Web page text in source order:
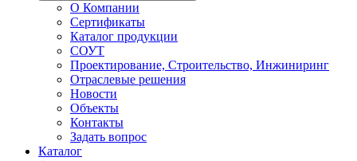
О Компании
Сертификаты
Каталог продукции
СОУТ
Проектирование, Строительство, Инжиниринг
Отраслевые решения
Новости
Объекты
Контакты
Задать вопрос
Каталог